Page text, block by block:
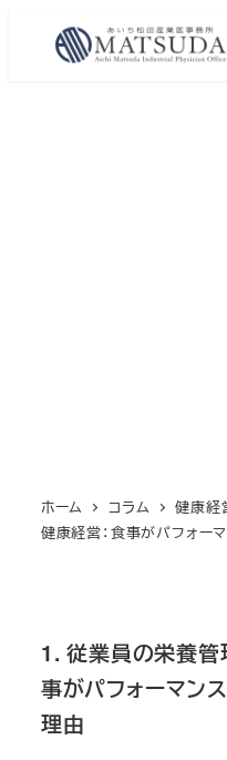
ホーム コラム 健康経
健康経営：食事がパフォー
1. 従業員の栄養管
事がパフォーマン
理由